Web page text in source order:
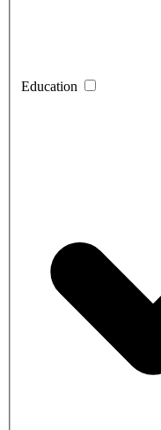
Education